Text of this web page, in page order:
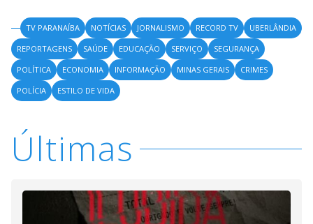
TV PARANAÍBA NOTÍCIAS JORNALISMO RECORD TV
UBERLÂNDIA
REPORTAGENS
SAÚDE EDUCAÇÃO SERVIÇO
SEGURANÇA
POLÍTICA
ECONOMIA INFORMAÇÃO MINAS GERAIS
CRIMES
POLÍCIA
ESTILO DE VIDA
Últimas